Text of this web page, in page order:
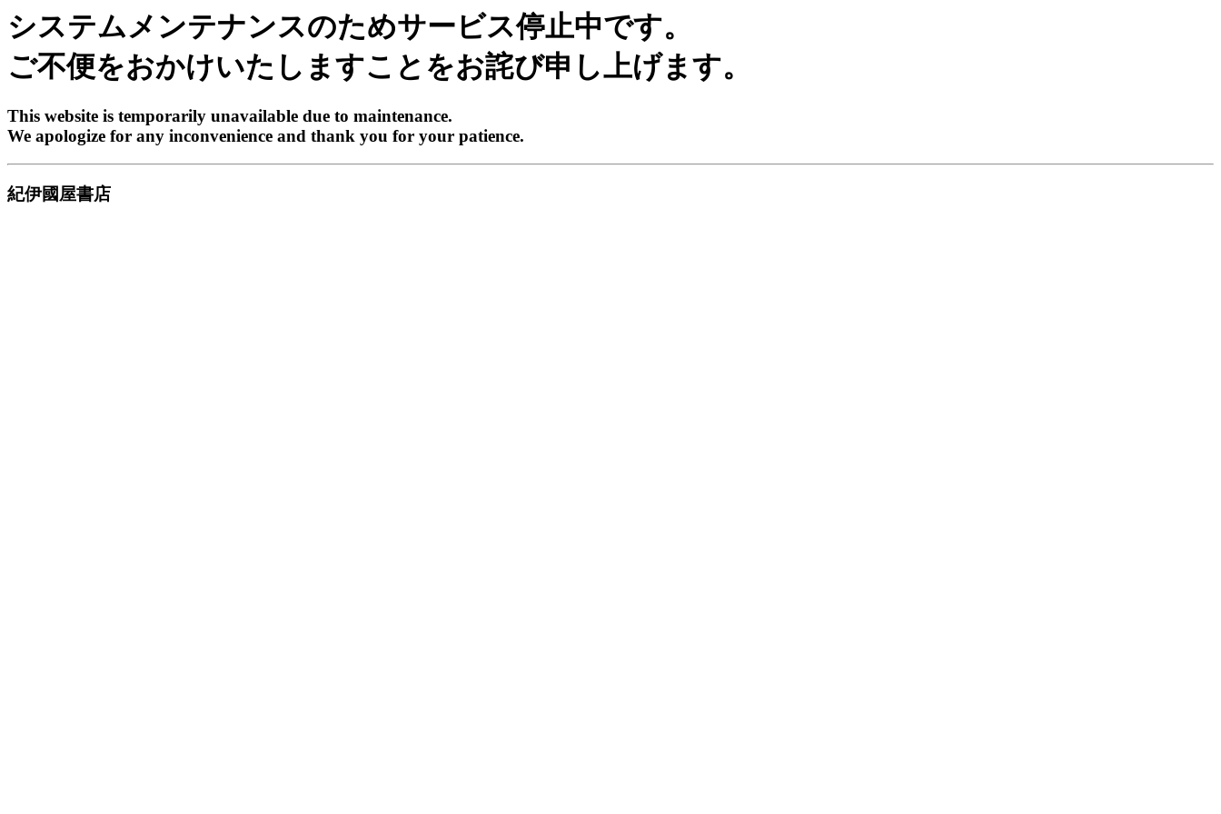
システムメンテナンスのためサービス停止中です。
ご不便をおかけいたしますことをお詫び申し上げます。
This website is temporarily unavailable due to maintenance.
We apologize for any inconvenience and thank you for your patience.
紀伊國屋書店